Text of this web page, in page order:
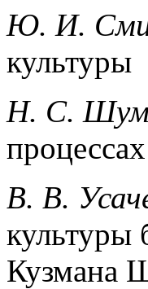
Ю. И.
культуры
Н. С.
В. В.
культуры
Кузмана